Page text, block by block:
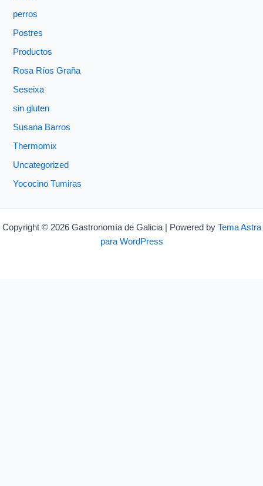
perros
Postres
Productos
Rosa Ríos Graña
Seseixa
sin gluten
Susana Barros
Thermomix
Uncategorized
Yococino Tumiras
Copyright © 2026 Gastronomía de Galicia | Powered by Tema Astra
para WordPress